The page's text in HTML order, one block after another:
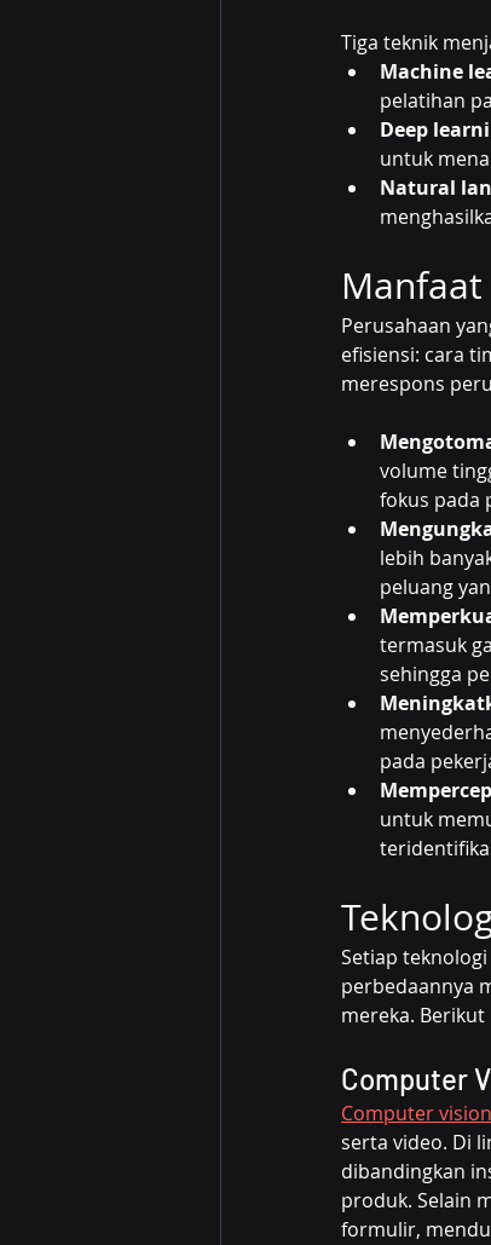
Tiga teknik
Machine
pelatihan
Deep
untuk
Natural
Perusahaan
efisiensi: cara
merespons
volume
fokus pada
lebih
peluang
termasuk
sehingga
pada
untuk
Setiap
perbedaannya
mereka.
Computer
Computer vision
serta video. Di
dibandingkan
produk. Selain
formulir,